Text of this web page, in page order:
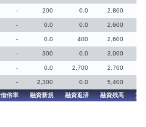
- 200 0.0 2,800
- 0.0 0.0 2,600
- 0.0 400 2,600
- 300 0.0 3,000
- 0.0 2,700 2,700
- 2,300 0.0
5,400
倍率 融資新規 融資返済 融資残高 貸